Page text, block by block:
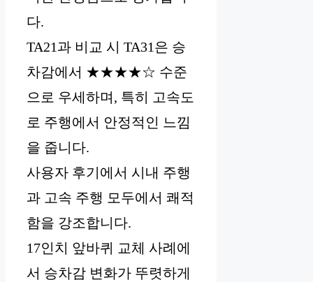
다.
TA21과 비교 시 TA31은 승
차감에서 ★★★★☆ 수준
으로 우세하며, 특히 고속도
로 주행에서 안정적인 느낌
을 줍니다.
사용자 후기에서 시내 주행
과 고속 주행 모두에서 쾌적
함을 강조합니다.
17인치 앞바퀴 교체 사례에
서 승차감 변화가 뚜렷하게